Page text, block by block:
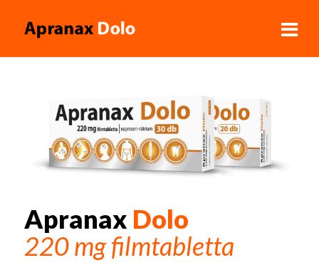
Apranax Dolo
220 mg filmtabletta